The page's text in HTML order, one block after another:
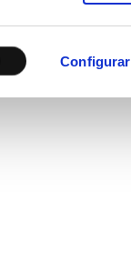
Configurar